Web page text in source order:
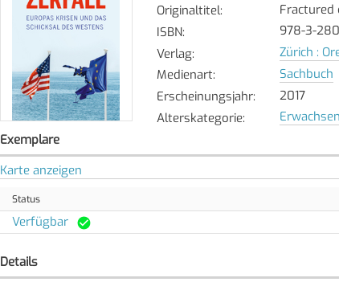
Originaltitel:
Fractured
ISBN:
978-3-
Verlag:
Zürich :
Medienart:
Sachbuch
Erscheinungsjahr:
2017
Alterskategorie:
Exemplare
Karte anzeigen
Status
Verfügbar
Details